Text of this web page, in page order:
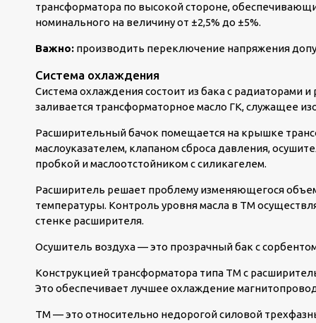
трансформатора по высокой стороне,
номинального на величину от ±2,5% до ±5%.
Важно: производить переключение напряжения
Система охлаждения
Система охлаждения состоит из бака с радиаторами
заливается трансформаторное масло ГК, служащее
Расширительный бачок помещается на крышке
маслоуказателем, клапаном сброса давления,
пробкой и маслоотстойником с силикагелем.
Расширитель решает проблему изменяющегося
температуры. Контроль уровня масла в ТМ
стенке расширителя.
Осушитель воздуха — это прозрачный бак с
Конструкцией трансформатора типа ТМ с
Это обеспечивает лучшее охлаждение
ТМ — это относительно недорогой силовой